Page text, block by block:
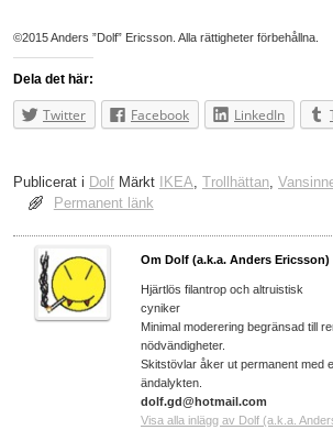
©2015 Anders ”Dolf” Ericsson. Alla rättigheter förbehållna.
Dela det här:
Twitter Facebook LinkedIn
Publicerat i Dolf Märkt IKEA, Trollhättan,
Permanent länk
Om Dolf (a.k.a. Anders Ericsson)
Hjärtlös filantrop och altruistisk
Minimal moderering begränsad till
Skitstövlar åker ut permanent med
ändalykten.
dolf.gd@hotmail.com
Visa alla inlägg av Dolf (a.k.a.